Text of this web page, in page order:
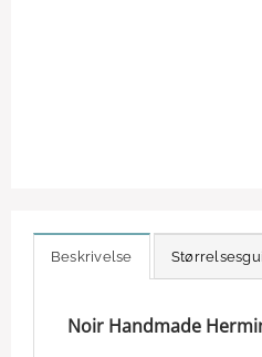
Beskrivelse
Noir Handmade